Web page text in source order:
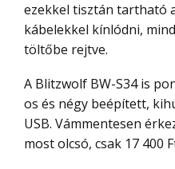
ezekkel tisztán tartható
kábelekkel kínlódni,
töltőbe rejtve.
A Blitzwolf BW-S34 is pont ilyen, csak ez már 550W-
os és négy beépített,
USB. Vámmentesen
most olcsó, csak 17 400